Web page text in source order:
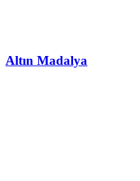
Altın Madalya